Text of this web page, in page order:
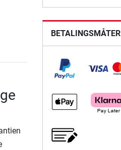
BETALINGSMÅTER